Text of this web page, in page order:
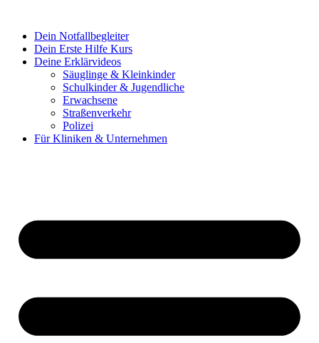
Dein Notfallbegleiter
Dein Erste Hilfe Kurs
Deine Erklärvideos
Säuglinge & Kleinkinder
Schulkinder & Jugendliche
Erwachsene
Straßenverkehr
Polizei
Für Kliniken & Unternehmen